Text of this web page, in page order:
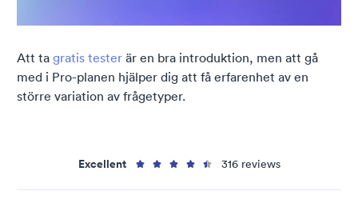
Att ta gratis tester är en bra introduktion, men att gå
med i Pro-planen hjälper dig att få erfarenhet av en
större variation av frågetyper.
Excellent 316 reviews